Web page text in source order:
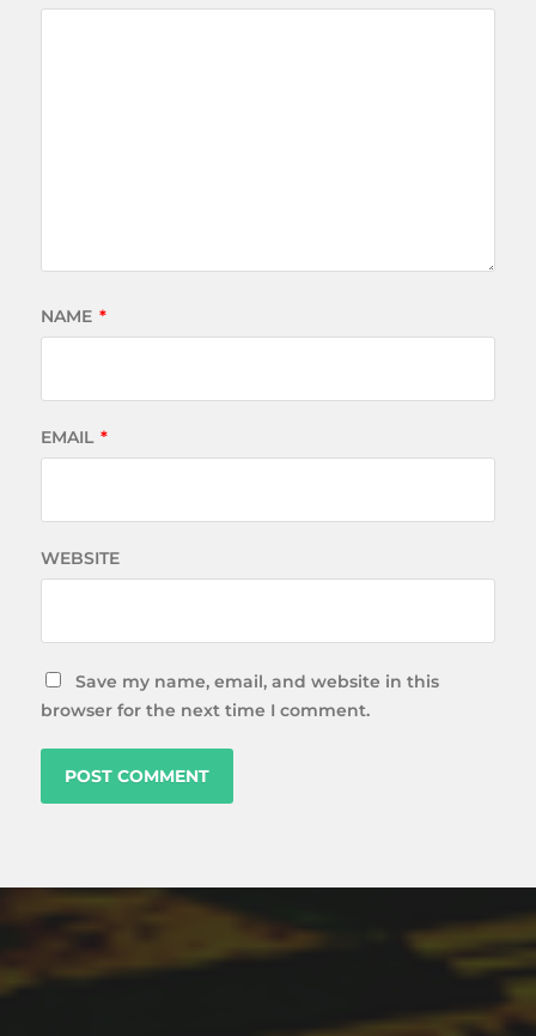
NAME *
EMAIL *
WEBSITE
Save my name, email, and website in this
browser for the next time I comment.